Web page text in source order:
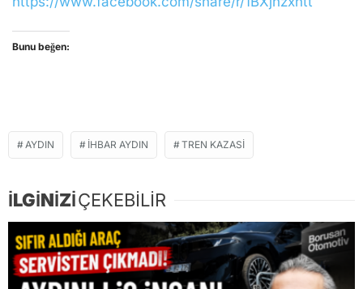
Bunu beğen:
AYDIN İHBAR AYDIN TREN KAZASI
İLGİNİZİÇEKEBİLİR